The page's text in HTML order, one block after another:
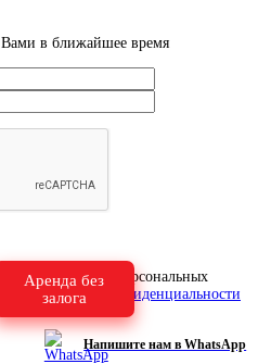
Аренда без
залога
Напишите нам в WhatsApp
Вами в ближайшее время
на обработку персональных
и
политикой конфиденциальности